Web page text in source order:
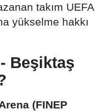
takım UEFA
yükselme hakkı
Beşiktaş
(FINEP